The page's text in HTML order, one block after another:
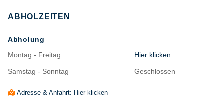
ABHOLZEITEN
Abholung
Montag - Freitag
Hier klicken
Samstag - Sonntag Geschlossen
Adresse & Anfahrt: Hier klicken